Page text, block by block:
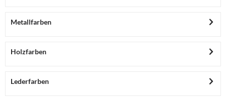
Metallfarben
Holzfarben
Lederfarben